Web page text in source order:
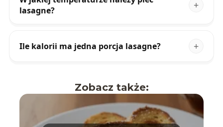
lasagne?
Ile kalorii ma jedna porcja lasagne?
Zobacz także: